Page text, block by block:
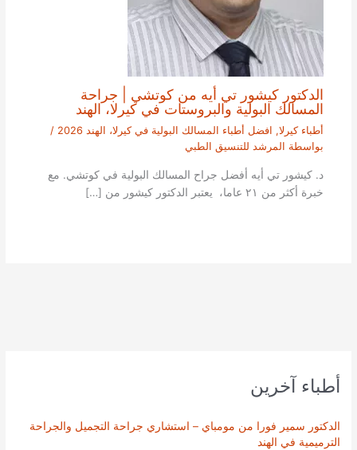
أطباء آخرين
الدكتور سمير فورا من مومباي – استشاري جراحة التجميل والجراحة
الترميمية في الهند
الدكتور كيشور تي أيه من كوتشي | جراحة
المسالك البولية والبروستات في كيرلا، الهند
أطباء كيرلا, افضل أطباء المسالك البولية في كيرلا، الهند 2026
/
بواسطة المرشد للتنسيق الطبي
د. كيشور تي أيه أفضل جراح المسالك البولية في كوتشي. مع
خبرة أكثر من ٢١ عاما، يعتبر الدكتور كيشور من […]